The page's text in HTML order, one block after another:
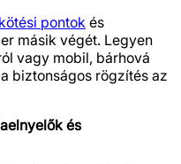
pontok és
másik végét. Legyen
vagy mobil, bárhová
biztonságos rögzítés az
és